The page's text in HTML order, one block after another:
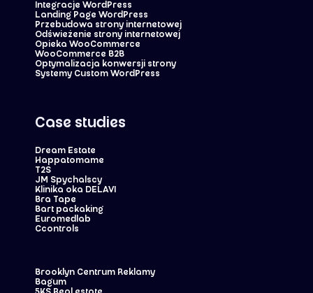
Integracje WordPress
Landing Page WordPress
Przebudowa strony internetowej
Odświeżenie strony internetowej
Opieka WooCommerce
WooCommerce B2B
Optymalizacja konwersji strony
Systemy Custom WordPress
Case studies
Dream Estate
Happatomame
T2S
JM Spychalscy
Klinika oka DELAVI
Bra Tape
Bart packaking
Euromedlab
Ccontrols
Brooklyn Centrum Reklamy
Bagum